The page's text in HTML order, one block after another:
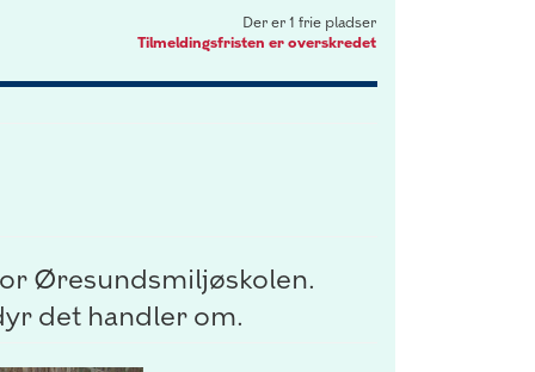
Der er 1 frie pladser
Tilmeldingsfristen er overskredet
Øresundsmiljøskolen.
det handler om.